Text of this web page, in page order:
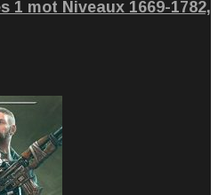
1 mot Niveaux 1669-1782,